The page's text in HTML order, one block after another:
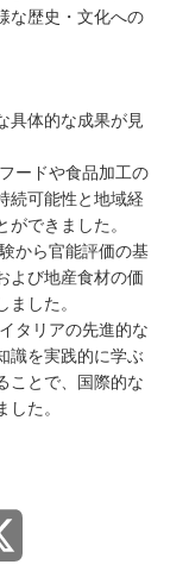
な歴史・文化への
具体的な成果が見
ードや食品加工の
続可能性と地域経
できました。
から官能評価の基
よび地産食材の価
した。
タリアの先進的な
識を実践的に学ぶ
ことで、国際的な
た。